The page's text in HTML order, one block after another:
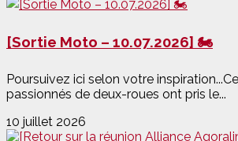
[Sortie Moto – 10.07.2026] 🏍️
Poursuivez ici selon votre
passionnés de deux-roues ont pris le...
10 juillet 2026